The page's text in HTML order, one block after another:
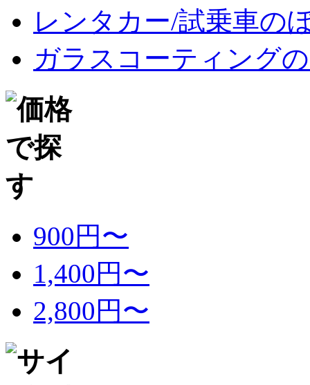
レンタカー/試乗車の
ガラスコーティング
900円〜
1,400円〜
2,800円〜